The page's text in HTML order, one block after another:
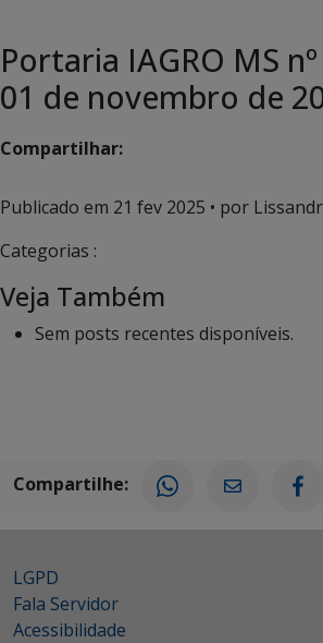
Portaria IAGRO MS
01 de novembro de
Compartilhar:
Publicado em 21 fev 2025 • por
Categorias :
Veja Também
Sem posts recentes disponíveis.
Compartilhe:
LGPD
Fala Servidor
Acessibilidade